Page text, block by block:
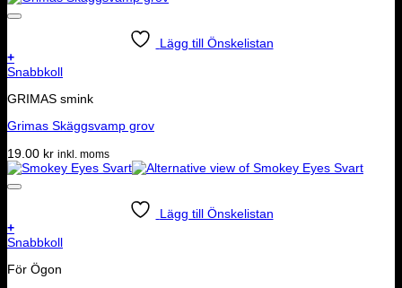
Lägg till Önskelistan
+
Snabbkoll
GRIMAS smink
Grimas Skäggsvamp grov
19.00 kr inkl. moms
Lägg till Önskelistan
+
Snabbkoll
För Ögon